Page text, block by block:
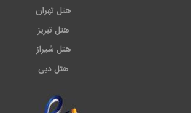
هتل تهران
هتل تبریز
هتل شیراز
هتل دبی